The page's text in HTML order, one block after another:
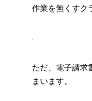
作業を無くすク
ただ、電子請求
まいます。